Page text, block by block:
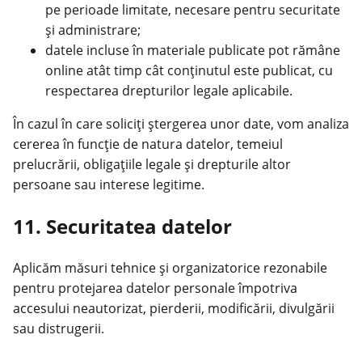
pe perioade limitate, necesare pentru securitate
și administrare;
datele incluse în materiale publicate pot rămâne
online atât timp cât conținutul este publicat, cu
respectarea drepturilor legale aplicabile.
În cazul în care soliciți ștergerea unor date, vom analiza
cererea în funcție de natura datelor, temeiul
prelucrării, obligațiile legale și drepturile altor
persoane sau interese legitime.
11. Securitatea datelor
Aplicăm măsuri tehnice și organizatorice rezonabile
pentru protejarea datelor personale împotriva
accesului neautorizat, pierderii, modificării, divulgării
sau distrugerii.